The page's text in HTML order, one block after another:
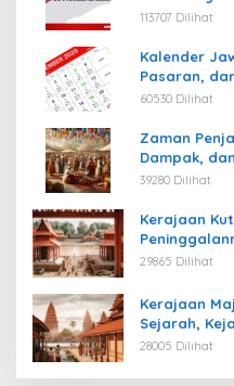
113707 Dilihat
Kalender
Pasaran,
60530 Dilihat
Zaman
Dampak,
Kemerdekaan
39280 Dilihat
Kerajaan
29865 Dilihat
Kerajaan
Sejarah,
28005 Dilihat